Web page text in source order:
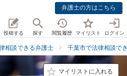
弁護士の方はこちら
投稿する 探す 閲覧履歴 マイリスト ログイン
相談できる弁護士 千葉市で法律相談で
マイリストに入れる